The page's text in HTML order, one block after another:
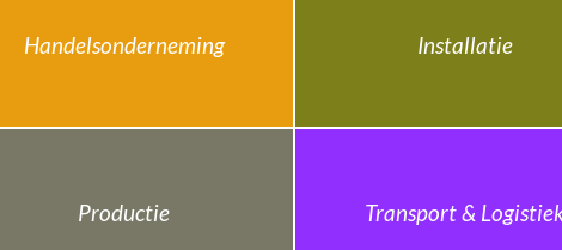
Handelsonderneming Installatie
Productie Transport &